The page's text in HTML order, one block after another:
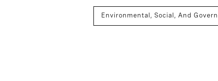
Environmental, Social, And